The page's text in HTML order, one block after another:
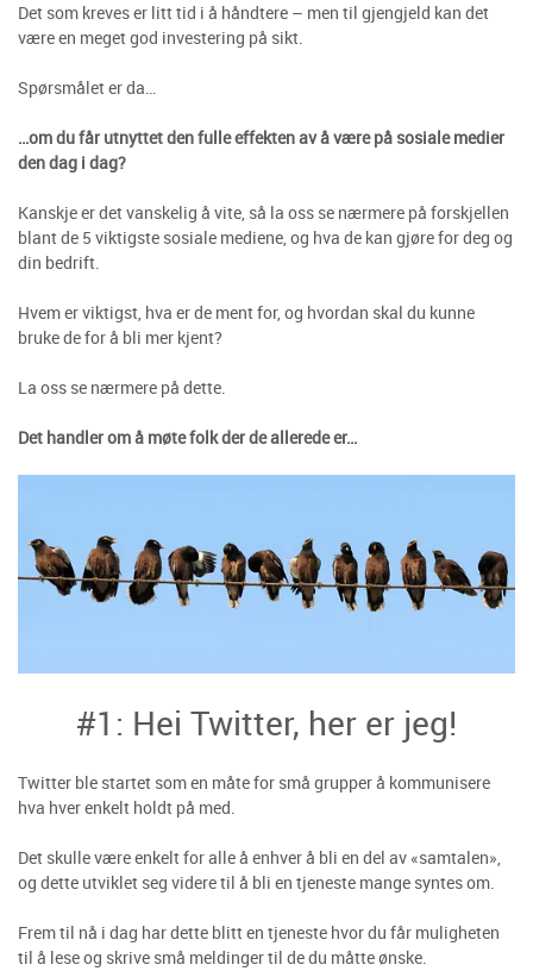
Det som kreves er litt tid i å håndtere – men til gjengjeld kan det
være en meget god investering på sikt.
Spørsmålet er da…
…om du får utnyttet den fulle effekten av å være på sosiale medier
den dag i dag?
Kanskje er det vanskelig å vite, så la oss se nærmere på forskjellen
blant de 5 viktigste sosiale mediene, og hva de kan gjøre for deg og
din bedrift.
Hvem er viktigst, hva er de ment for, og hvordan skal du kunne
bruke de for å bli mer kjent?
La oss se nærmere på dette.
Det handler om å møte folk der de allerede er…
#1: Hei Twitter, her er jeg!
Twitter ble startet som en måte for små grupper å kommunisere
hva hver enkelt holdt på med.
Det skulle være enkelt for alle å enhver å bli en del av «samtalen»,
og dette utviklet seg videre til å bli en tjeneste mange syntes om.
Frem til nå i dag har dette blitt en tjeneste hvor du får muligheten
til å lese og skrive små meldinger til de du måtte ønske.